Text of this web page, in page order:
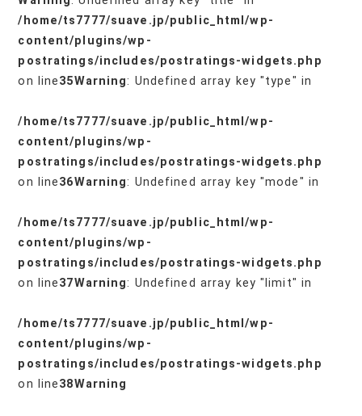
/home/ts7777/suave.jp/public_html/wp-
content/plugins/wp-
postratings/includes/postratings-widgets.php
on line35Warning: Undefined array key "type" in
/home/ts7777/suave.jp/public_html/wp-
content/plugins/wp-
postratings/includes/postratings-widgets.php
on line36Warning: Undefined array key "mode" in
/home/ts7777/suave.jp/public_html/wp-
content/plugins/wp-
postratings/includes/postratings-widgets.php
on line37Warning: Undefined array key "limit" in
/home/ts7777/suave.jp/public_html/wp-
content/plugins/wp-
postratings/includes/postratings-widgets.php
on line38Warning